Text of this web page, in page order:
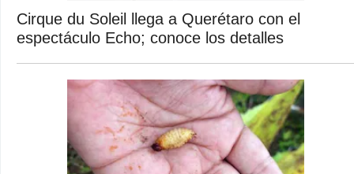
Cirque du Soleil llega a Querétaro con el
espectáculo Echo; conoce los detalles